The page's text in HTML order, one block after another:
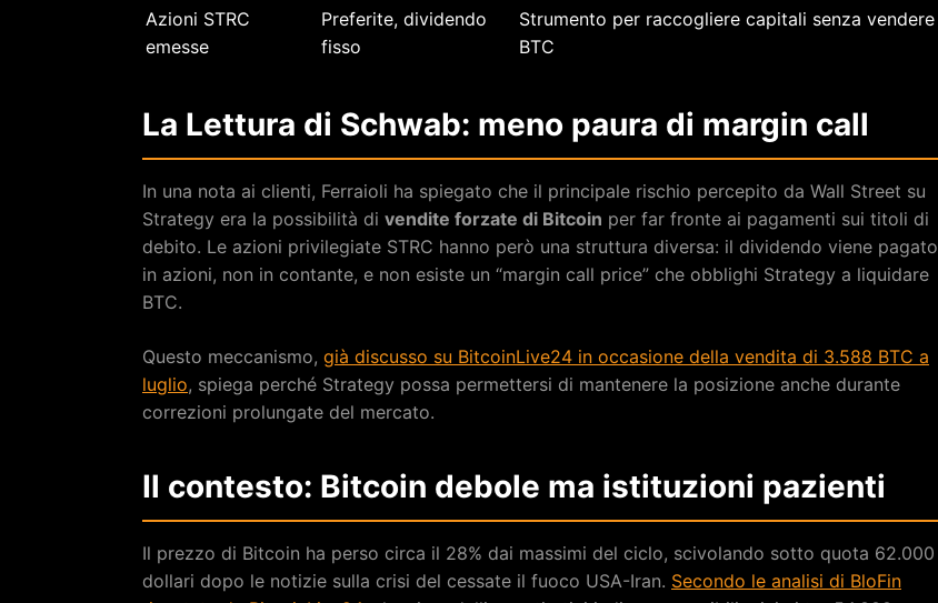
Azioni STRC
emesse
Preferite, dividendo
fisso
Strumento per raccogliere capitali senza vendere
BTC
La Lettura di Schwab: meno paura di margin call
In una nota ai clienti, Ferraioli ha spiegato che il principale rischio percepito da Wall Street su
Strategy era la possibilità di vendite forzate di Bitcoin per far fronte ai pagamenti sui titoli di
debito. Le azioni privilegiate STRC hanno però una struttura diversa: il dividendo viene pagato
in azioni, non in contante, e non esiste un “margin call price” che obblighi Strategy a liquidare
BTC.
Questo meccanismo, già discusso su BitcoinLive24 in occasione della vendita di 3.588 BTC a
luglio, spiega perché Strategy possa permettersi di mantenere la posizione anche durante
correzioni prolungate del mercato.
Il contesto: Bitcoin debole ma istituzioni pazienti
Il prezzo di Bitcoin ha perso circa il 28% dai massimi del ciclo, scivolando sotto quota 62.000
dollari dopo le notizie sulla crisi del cessate il fuoco USA-Iran. Secondo le analisi di BloFin